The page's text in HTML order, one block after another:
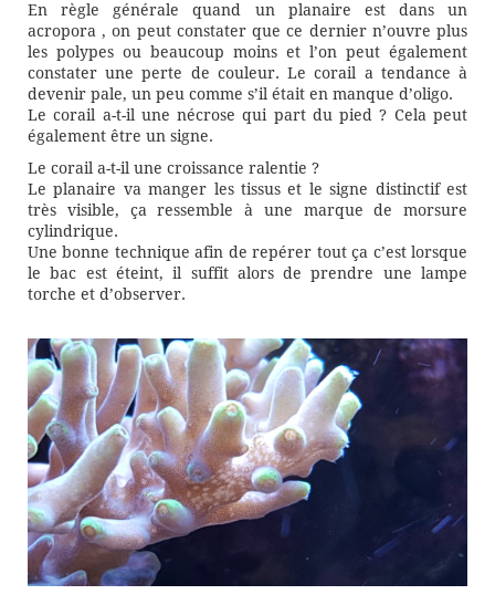
En règle générale quand un planaire est dans un
acropora , on peut constater que ce dernier n’ouvre plus
les polypes ou beaucoup moins et l’on peut également
constater une perte de couleur. Le corail a tendance à
devenir pale, un peu comme s’il était en manque d’oligo.
Le corail a-t-il une nécrose qui part du pied ? Cela peut
également être un signe.
Le corail a-t-il une croissance ralentie ?
Le planaire va manger les tissus et le signe distinctif est
très visible, ça ressemble à une marque de morsure
cylindrique.
Une bonne technique afin de repérer tout ça c’est lorsque
le bac est éteint, il suffit alors de prendre une lampe
torche et d’observer.